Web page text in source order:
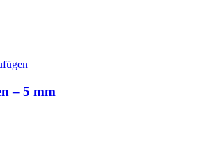
– 5 mm